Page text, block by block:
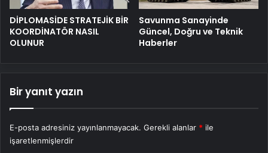
DİPLOMASİDE STRATEJİK BİR
KOORDİNATÖR NASIL
OLUNUR
Savunma Sanayinde
Güncel, Doğru ve Teknik
Haberler
Bir yanıt yazın
E-posta adresiniz yayınlanmayacak. Gerekli alanlar * ile
işaretlenmişlerdir